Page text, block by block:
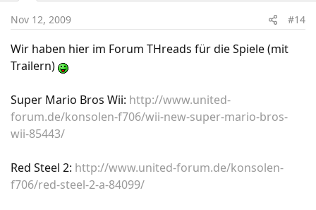
mal recherchieren
Mario Strikers Charged Football < Weiss gar nicht, ob
FIFA Street und MarioBasketball (?) für DS nicht so
pralle. Aber werds mal antesten, wenn du´s
Monster Hunter III (kommt bald) < sounds
interessting...Wasn das für Genre?
Super Paper Mario < hat mich enttäuscht
Nov 12, 2009 #14
Wir haben hier im Forum THreads für die Spiele (mit
Trailern)
Super Mario Bros Wii: http://www.united-
forum.de/konsolen-f706/wii-new-super-mario-bros-
wii-85443/
Red Steel 2: http://www.united-forum.de/konsolen-
f706/red-steel-2-a-84099/